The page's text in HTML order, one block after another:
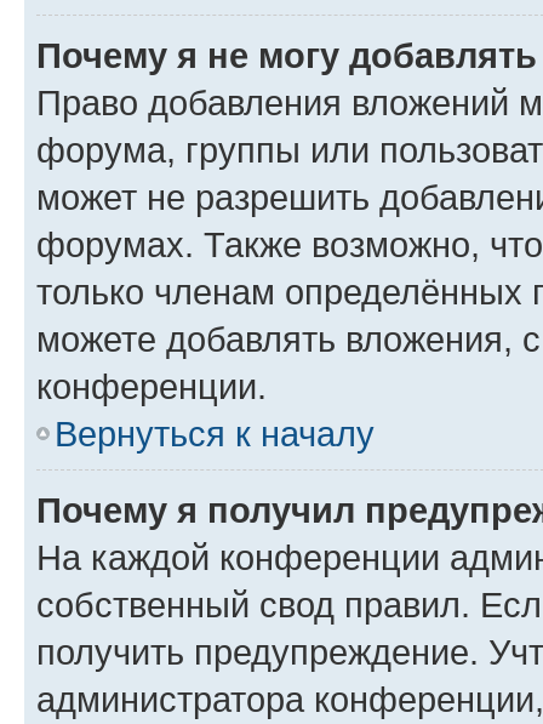
Почему я не могу
Право добавления вложений
форума, группы или
может не разрешить
форумах. Также возможно,
только членам определённых
можете добавлять вложения,
конференции.
Вернуться к началу
Почему я получил
На каждой конференции
собственный свод правил.
получить предупреждение.
администратора